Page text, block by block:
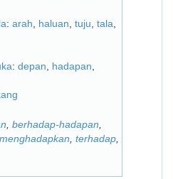
: arah haluan tuju tala
: depan hadapan
berhadap-hadapan
menghadapkan terhadap